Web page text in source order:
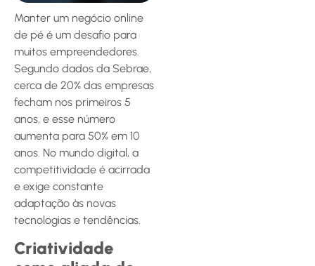
Manter um negócio online
de pé é um desafio para
muitos empreendedores.
Segundo dados da Sebrae,
cerca de 20% das empresas
fecham nos primeiros 5
anos, e esse número
aumenta para 50% em 10
anos. No mundo digital, a
competitividade é acirrada
e exige constante
adaptação às novas
tecnologias e tendências.
Criatividade